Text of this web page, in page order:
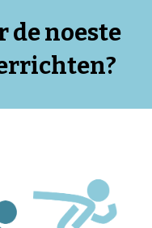
de noeste